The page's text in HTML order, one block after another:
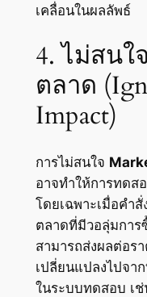
เคลื่อนในผลลัพธ์
4. ไม่สนใ
ตลาด
Impact)
การไม่สนใจ
อาจทำให้การทดส
โดยเฉพาะเมื่อคำ
ตลาดที่มีวอลุ่มกา
สามารถส่งผลต่อร
เปลี่ยนแปลงไปจา
ในระบบทดสอบ เ